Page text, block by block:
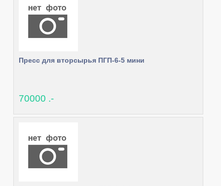
Пресс для вторсырья ПГП-6-5 мини
70000 .-